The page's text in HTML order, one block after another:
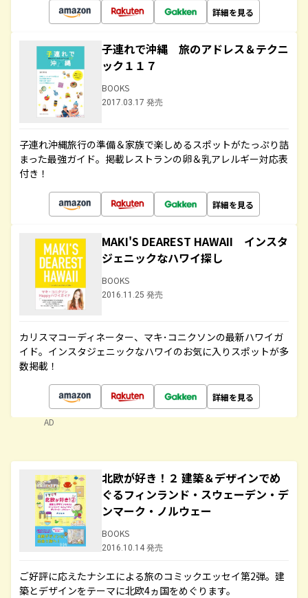
詳細を見る
子連れで沖縄 旅のアドレス＆テクニ
ック１１７
BOOKS
2017.03.17 発売
子連れ沖縄旅行の準備＆家族で楽しめるスポットがたっぷり詰
まった最強ガイド。掲載レストランの卵＆乳アレルギー対応表
付き！
詳細を見る
MAKI'S DEAREST HAWAII インスタ
ジェニックなハワイ探し
BOOKS
2016.11.25 発売
カリスマコーディネーター、マキ･コニクソンの最新ハワイガ
イド。インスタジェニックなハワイのお気に入りスポットが多
数掲載！
詳細を見る
AD
北欧が好き！２ 建築＆デザインでめ
ぐるフィンランド・スウェーデン・デ
ンマーク・ノルウェー
BOOKS
2016.10.14 発売
ご好評に応えたナシエによる旅のコミックエッセイ第2弾。建
築とデザインをテーマに北欧4ヵ国をめぐります。